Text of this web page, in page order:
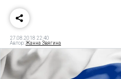
27.08.2018 22:40
Автор:Жанна Звягина